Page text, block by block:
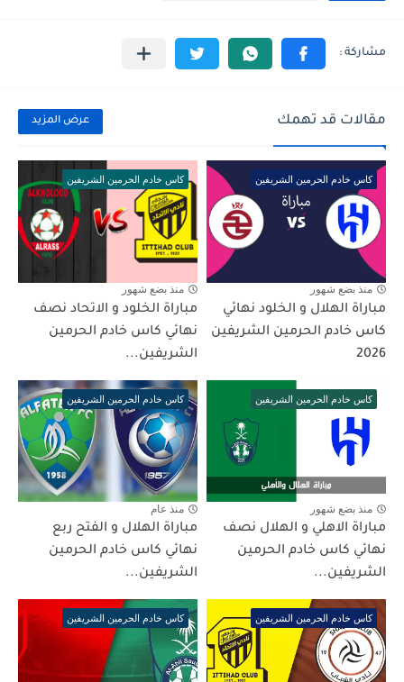
مقالات قد تهمك عرض المزيد
كاس خادم الحرمين الشريفين
منذ بضع شهور
مباراة الهلال و الخلود نهائي
كاس خادم الحرمين الشريفين
2026
كاس خادم الحرمين الشريفين
منذ بضع شهور
مباراة الخلود و الاتحاد نصف
نهائي كاس خادم الحرمين
الشريفين...
كاس خادم الحرمين الشريفين
منذ بضع شهور
مباراة الاهلي و الهلال نصف
نهائي كاس خادم الحرمين
الشريفين...
كاس خادم الحرمين الشريفين
منذ عام
مباراة الهلال و الفتح ربع
نهائي كاس خادم الحرمين
الشريفين...
كاس خادم الحرمين الشريفين كاس خادم الحرمين الشريفين